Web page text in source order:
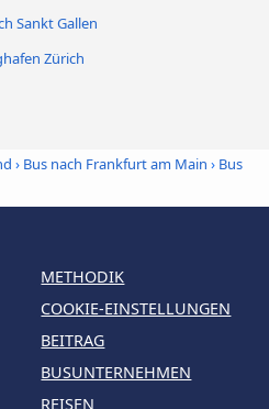
Sankt Gallen
Zürich
› Bus nach Frankfurt am Main › Bus
METHODIK
COOKIE-EINSTELLUNGEN
BEITRAG
BUSUNTERNEHMEN
REISEN